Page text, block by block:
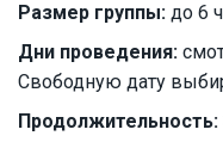
Размер группы: до 6
Дни проведения:
Свободную дату
Продолжительность: